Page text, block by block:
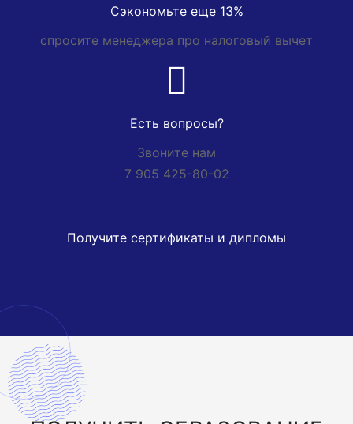
Сэкономьте еще 13%
спросите менеджера про налоговый вычет
Есть вопросы?
Звоните нам
7 905 425-80-02
Получите сертификаты и дипломы